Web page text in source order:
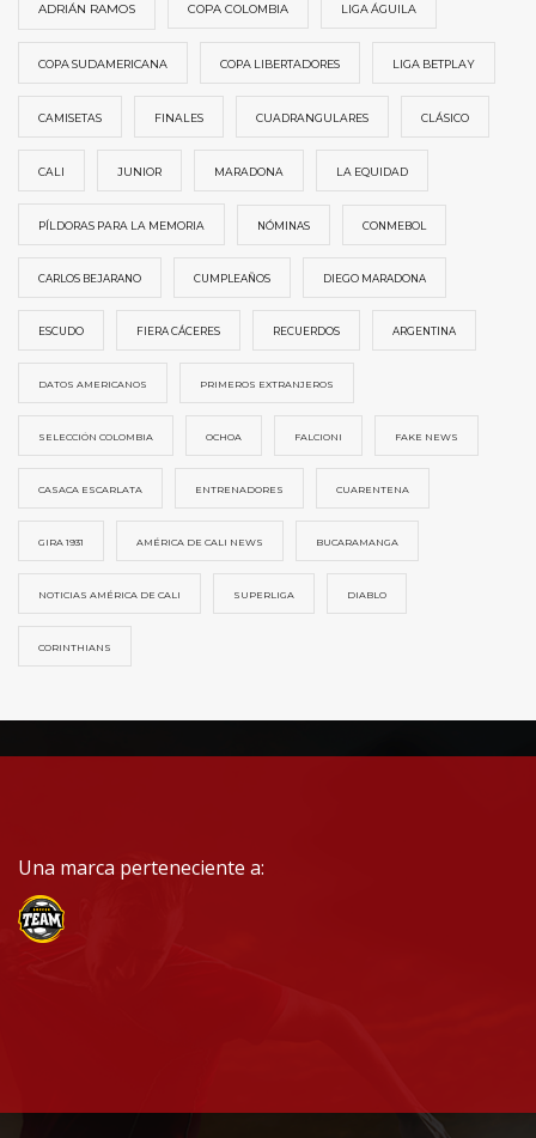
ADRIÁN RAMOS COPA COLOMBIA LIGA ÁGUILA
COPA SUDAMERICANA COPA LIBERTADORES LIGA BETPLAY
CAMISETAS FINALES CUADRANGULARES CLÁSICO
CALI JUNIOR MARADONA LA EQUIDAD
PÍLDORAS PARA LA MEMORIA NÓMINAS CONMEBOL
CARLOS BEJARANO CUMPLEAÑOS DIEGO MARADONA
ESCUDO FIERA CÁCERES RECUERDOS ARGENTINA
DATOS AMERICANOS PRIMEROS EXTRANJEROS
SELECCIÓN COLOMBIA OCHOA FALCIONI FAKE NEWS
CASACA ESCARLATA ENTRENADORES CUARENTENA
GIRA 1931 AMÉRICA DE CALI NEWS BUCARAMANGA
NOTICIAS AMÉRICA DE CALI SUPERLIGA DIABLO
CORINTHIANS
Una marca perteneciente a: